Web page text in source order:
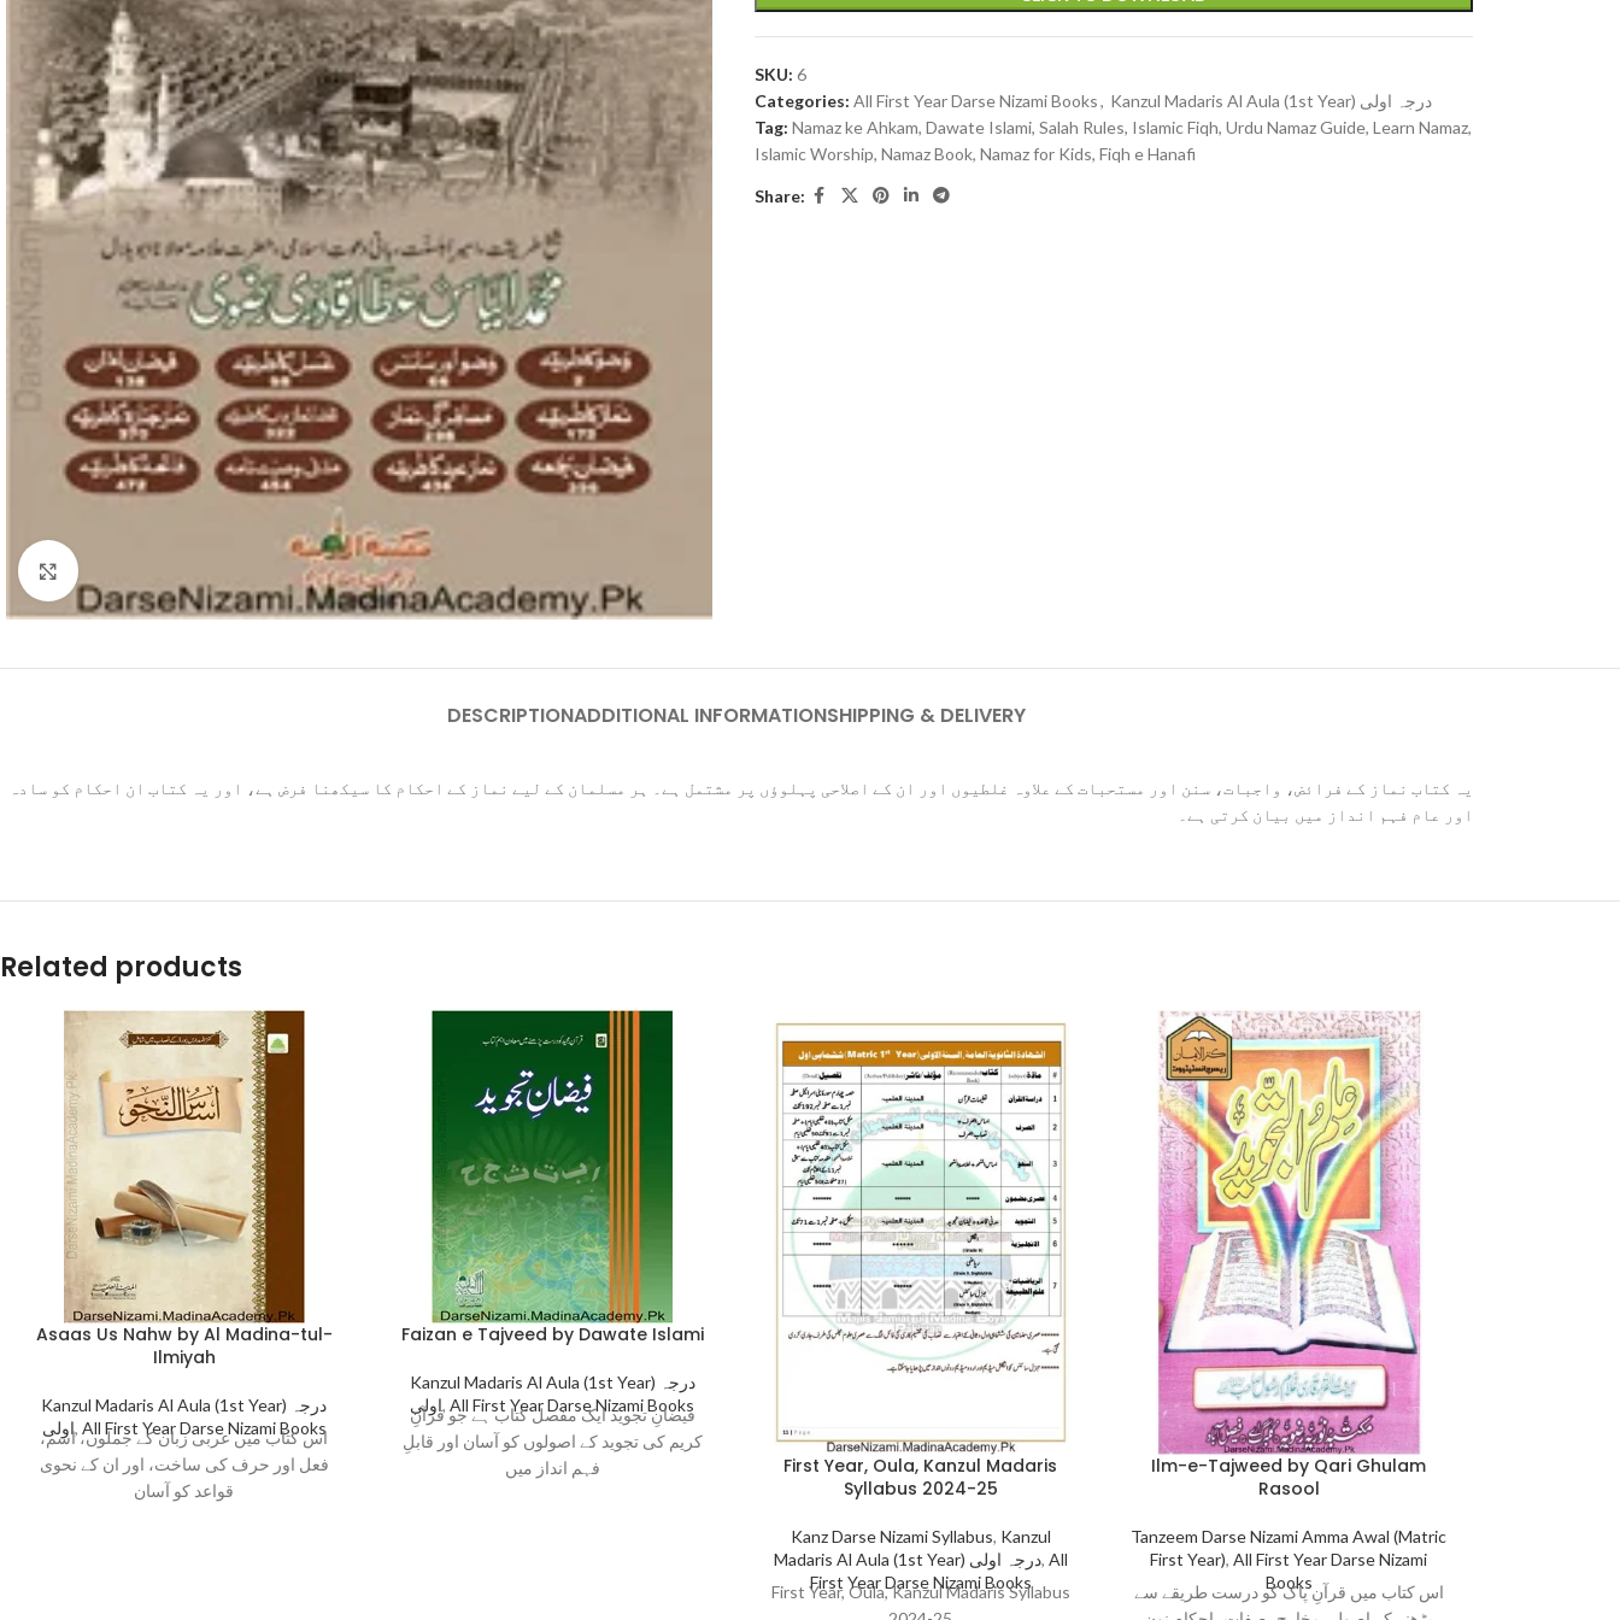
SKU: 6
Categories: All First Year Darse Nizami Books,
Kanzul Madaris Al Aula (1st Year) درجہ اولی
Tag: Namaz ke Ahkam, Dawate Islami, Salah Rules, Islamic Fiqh, Urdu Namaz Guide, Learn Namaz,
Islamic Worship, Namaz Book, Namaz for Kids, Fiqh e Hanafi
Share:
DESCRIPTIONADDITIONAL INFORMATIONSHIPPING & DELIVERY
یہ کتاب نماز کے فرائض، واجبات، سنن اور مستحبات کے علاوہ غلطیوں اور ان کے اصلاحی پہلوؤں پر مشتمل ہے۔ ہر مسلمان کے لیے نماز کے احکام کا سیکھنا فرض ہے، اور یہ کتاب ان احکام کو سادہ
اور عام فہم انداز میں بیان کرتی ہے۔
Related products
Asaas Us Nahw by Al Madina-tul-
Ilmiyah
Kanzul Madaris Al Aula (1st Year) درجہ
اولی, All First Year Darse Nizami Books
اس کتاب میں عربی زبان کے جملوں، اسم،
فعل اور حرف کی ساخت، اور ان کے نحوی
قواعد کو آسان
Faizan e Tajveed by Dawate Islami
Kanzul Madaris Al Aula (1st Year) درجہ
اولی,All First Year Darse Nizami Books
فیضانِ تجوید ایک مفصل کتاب ہے جو قرآنِ
کریم کی تجوید کے اصولوں کو آسان اور قابلِ
فہم انداز میں
First Year, Oula, Kanzul Madaris
Syllabus 2024-25
Kanz Darse Nizami Syllabus, Kanzul
Madaris Al Aula (1st Year) درجہ اولی, All
First Year Darse Nizami Books
First Year, Oula, Kanzul Madaris Syllabus
Ilm-e-Tajweed by Qari Ghulam
Rasool
Tanzeem Darse Nizami Amma Awal (Matric
First Year),All First Year Darse Nizami
Books
اس کتاب میں قرآنِ پاک کو درست طریقے سے